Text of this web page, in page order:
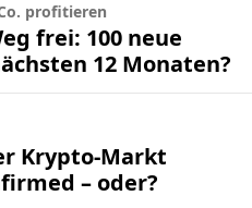
profitieren
frei: 100 neue
12 Monaten?
Krypto-Markt
– oder?